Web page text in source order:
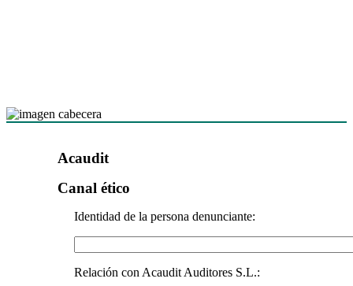
Acaudit
Canal ético
Identidad de la persona denunciante:
Relación con Acaudit Auditores S.L.: